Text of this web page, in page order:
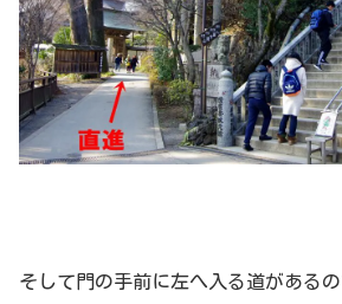
そして門の手前に左へ入る道がある